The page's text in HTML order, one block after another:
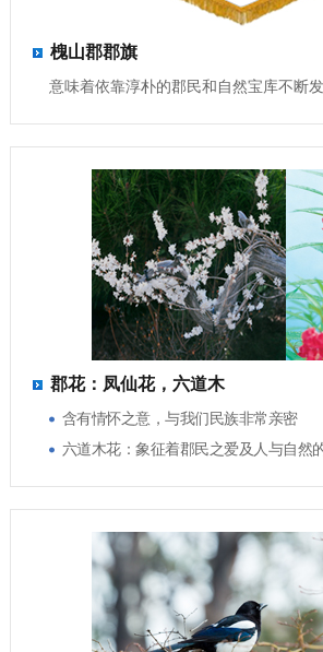
槐山郡郡旗
意味着依靠淳朴的郡民和自然宝库不断发
郡花：凤仙花，六道木
含有情怀之意，与我们民族非常亲密
六道木花：象征着郡民之爱及人与自然